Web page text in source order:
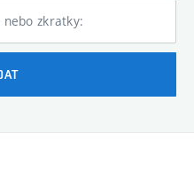
zkratky: